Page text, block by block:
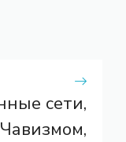
сети,